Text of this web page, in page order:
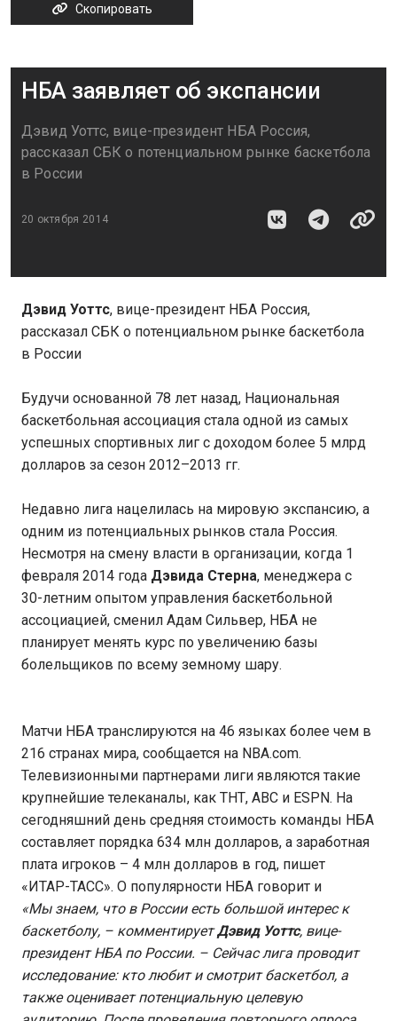
Скопировать
НБА заявляет об экспансии
Дэвид Уоттс, вице-президент НБА Россия,
рассказал СБК о потенциальном рынке баскетбола
в России
20 октября 2014
Дэвид Уоттс, вице-президент НБА Россия,
рассказал СБК о потенциальном рынке баскетбола
в России
Будучи основанной 78 лет назад, Национальная
баскетбольная ассоциация стала одной из самых
успешных спортивных лиг с доходом более 5 млрд
долларов за сезон 2012–2013 гг.
Недавно лига нацелилась на мировую экспансию, а
одним из потенциальных рынков стала Россия.
Несмотря на смену власти в организации, когда 1
февраля 2014 года Дэвида Стерна, менеджера с
30-летним опытом управления баскетбольной
ассоциацией, сменил Адам Сильвер, НБА не
планирует менять курс по увеличению базы
болельщиков по всему земному шару.
Матчи НБА транслируются на 46 языках более чем в
216 странах мира, сообщается на NBA.com.
Телевизионными партнерами лиги являются такие
крупнейшие телеканалы, как ТНТ, ABC и ESPN. На
сегодняшний день средняя стоимость команды НБА
составляет порядка 634 млн долларов, а заработная
плата игроков – 4 млн долларов в год, пишет
«ИТАР-ТАСС». О популярности НБА говорит и
«Мы знаем, что в России есть большой интерес к
баскетболу, – комментируетДэвид Уоттс, вице-
президент НБА по России. – Сейчас лига проводит
исследование: кто любит и смотрит баскетбол, а
также оценивает потенциальную целевую